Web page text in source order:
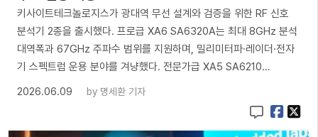
키사이트테크놀로지스가 광대역 무선 설계와 검증을 위한 RF 신호
분석기 2종을 출시했다. 프로급 XA6 SA6320A는 최대 8GHz 분석
대역폭과 67GHz 주파수 범위를 지원하며, 밀리미터파·레이더·전자
기 스펙트럼 운용 분야를 겨냥했다. 전문가급 XA5 SA6210…
2026.06.09
by 명세환 기자